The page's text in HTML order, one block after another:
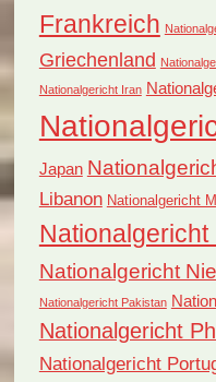
Frankreich
Griechenland
Nationalgericht Iran
Japan
Libanon Nationalgericht
Nationalgericht
Nationalgericht
Nationalgericht Pakistan
Nationalgericht
Nationalgericht